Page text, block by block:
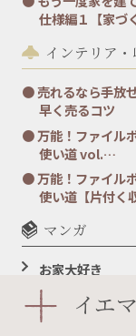
仕様編１【家づ
インテリア・
売れるなら手放
早く売るコツ
万能！ファイル
使い道 vol.…
万能！ファイル
使い道【片付く
マンガ
お家大好き
イエ